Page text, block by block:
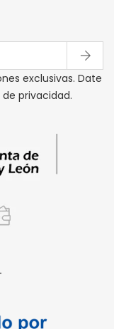
exclusivas. Date
privacidad.